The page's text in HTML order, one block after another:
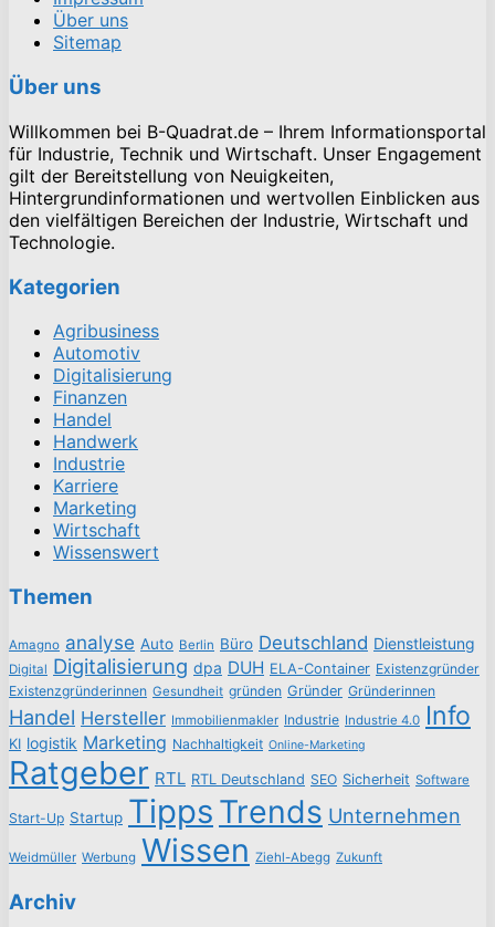
Über uns
Sitemap
Über uns
Willkommen bei B-Quadrat.de – Ihrem Informationsportal
für Industrie, Technik und Wirtschaft. Unser Engagement
gilt der Bereitstellung von Neuigkeiten,
Hintergrundinformationen und wertvollen Einblicken aus
den vielfältigen Bereichen der Industrie, Wirtschaft und
Technologie.
Kategorien
Agribusiness
Automotiv
Digitalisierung
Finanzen
Handel
Handwerk
Industrie
Karriere
Marketing
Wirtschaft
Wissenswert
Themen
Amagno analyse Auto Berlin Büro Deutschland Dienstleistung
Digital Digitalisierung dpa DUH ELA-Container Existenzgründer
Existenzgründerinnen Gesundheit gründen Gründer Gründerinnen
Handel Hersteller Immobilienmakler Industrie Industrie 4.0 Info
KI logistik Marketing Nachhaltigkeit Online-Marketing
Ratgeber RTL RTL Deutschland SEO Sicherheit Software
Start-Up Startup Tipps Trends Unternehmen
Weidmüller Werbung Wissen Ziehl-Abegg Zukunft
Archiv